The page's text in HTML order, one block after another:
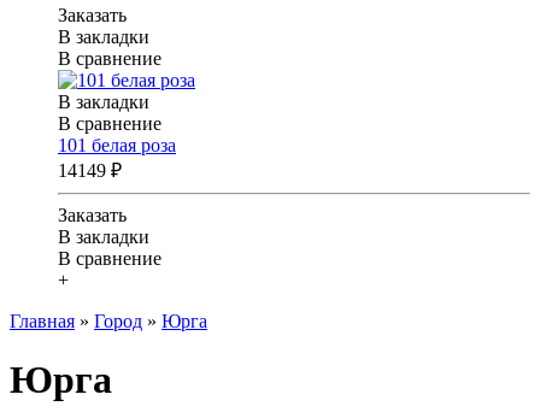
Заказать
В закладки
В сравнение
В закладки
В сравнение
101 белая роза
14149 ₽
Заказать
В закладки
В сравнение
+
Главная » Город » Юрга
Юрга